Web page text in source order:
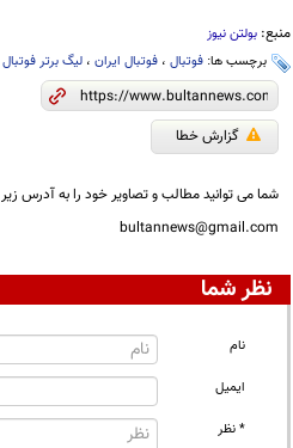
منبع: بولتن نیوز
برچسب ها: فوتبال، فوتبال ایران، لیگ برتر فوتبال
گزارش خطا
شما می توانید مطالب و تصاویر خود را به آدرس زیر
bultannews@gmail.com
نظر شما
نام
ایمیل
* نظر